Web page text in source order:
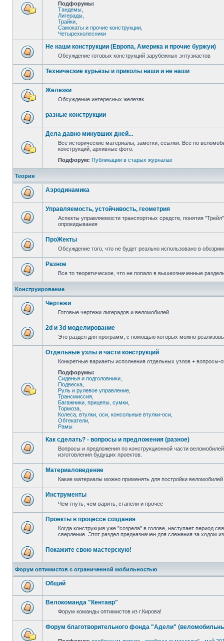
Подфорумы:
Тандемы
Лигерады
Трайки
Самокаты и прочие конструкции
Четырехколесники
Не наши конструкции (Европа, Америка и прочие буржуи)
Обсуждение готовых конструкций зарубежных энтузиастов
Технические курьёзы и приколы наши и не наши
Железки
Обсуждение интересных железяк
разные конструкции
Дела давно минувших дней...
Все исторические материалы, заметки, ссылки. Всё по
конструкций, архивные фото.
Подфорум: Публикации в старых журналах
Теория
Аэродинамика
Управляемость, устойчивость, геометрия
Аспекты управляемости транспортных средств, понятия
опрокидывания
ПроЖекты
Обсуждение того, что не будет реально использовано в
Разное
Все то теоретическое, что не попало в вышеозначенные
Конструирование
Чертежи
Готовые чертежи лигерадов и веломобилей
2d и 3d моделирование
Это раздел для программ, с помощью которых можно
Отдельные узлы и части конструкций
Конкретные варианты исполнения отдельных узлов + вопросы-
Подфорумы:
Сиденья и подголовники
Подвеска
Руль и рулевое управление
Трансмиссия
Багажники, прицепы, сумки
Тормоза
Колеса, втулки, оси, консольные втулки-оси
Обтекатели
Рамы
Как сделать? - вопросы и предложения (разное)
Вопросы и предложения по конструкционной части
изготовления будущих проектов.
Материаловедение
Какие материалы можно применять для постройки
Инструменты
Чем гнуть, чем варить, стапели и прочее
Проекты в процессе создания
Когда конструкция уже "созрела" в голове, наступает период
сверление. Этот раздел предназначен для слежения за ходом
Покажите свою мастерскую!
Форум оптимистов с ограниченной мобильностью
Общий
Велокоманда "Кентавр"
Форум команды оптимистов из г.Кирова!
Форум благотворительного фонда "Адели"